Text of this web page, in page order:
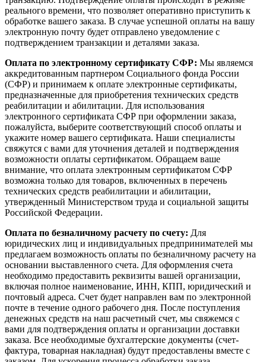
реального времени, что позволяет оперативно приступить к
обработке вашего заказа. В случае успешной оплаты на вашу
электронную почту будет отправлено уведомление с
подтверждением транзакции и деталями заказа.
Оплата по электронному сертификату СФР: Мы являемся
аккредитованным партнером Социального фонда России
(СФР) и принимаем к оплате электронные сертификаты,
предназначенные для приобретения технических средств
реабилитации и абилитации. Для использования
электронного сертификата СФР при оформлении заказа,
пожалуйста, выберите соответствующий способ оплаты и
укажите номер вашего сертификата. Наши специалисты
свяжутся с вами для уточнения деталей и подтверждения
возможности оплаты сертификатом. Обращаем ваше
внимание, что оплата электронным сертификатом СФР
возможна только для товаров, включенных в перечень
технических средств реабилитации и абилитации,
утвержденный Министерством труда и социальной защиты
Российской Федерации.
Оплата по безналичному расчету по счету: Для
юридических лиц и индивидуальных предпринимателей мы
предлагаем возможность оплаты по безналичному расчету на
основании выставленного счета. Для оформления счета
необходимо предоставить реквизиты вашей организации,
включая полное наименование, ИНН, КПП, юридический и
почтовый адреса. Счет будет направлен вам по электронной
почте в течение одного рабочего дня. После поступления
денежных средств на наш расчетный счет, мы свяжемся с
вами для подтверждения оплаты и организации доставки
заказа. Все необходимые бухгалтерские документы (счет-
фактура, товарная накладная) будут предоставлены вместе с